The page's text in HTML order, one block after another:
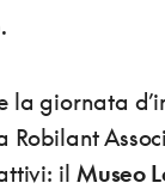
la giornata
il Museo